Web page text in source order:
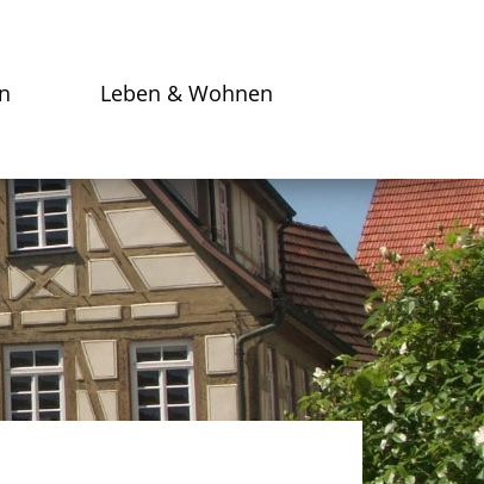
Leben & Wohnen